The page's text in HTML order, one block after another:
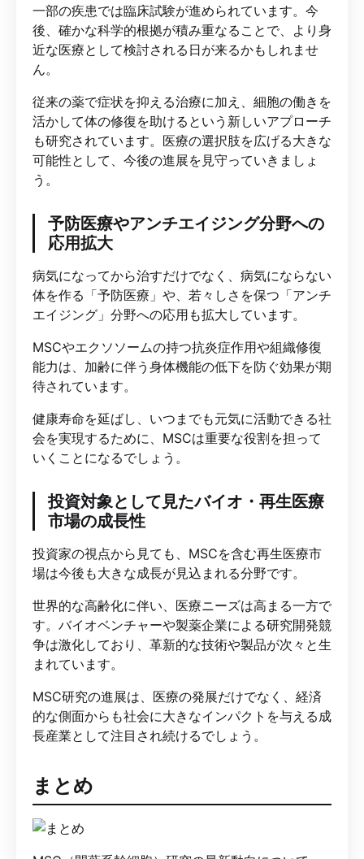
一部の疾患では臨床試験が進められています。今
後、確かな科学的根拠が積み重なることで、より身
近な医療として検討される日が来るかもしれませ
ん。
従来の薬で症状を抑える治療に加え、細胞の働きを
活かして体の修復を助けるという新しいアプローチ
も研究されています。医療の選択肢を広げる大きな
可能性として、今後の進展を見守っていきましょ
う。
予防医療やアンチエイジング分野への
応用拡大
病気になってから治すだけでなく、病気にならない
体を作る「予防医療」や、若々しさを保つ「アンチ
エイジング」分野への応用も拡大しています。
MSCやエクソソームの持つ抗炎症作用や組織修復
能力は、加齢に伴う身体機能の低下を防ぐ効果が期
待されています。
健康寿命を延ばし、いつまでも元気に活動できる社
会を実現するために、MSCは重要な役割を担って
いくことになるでしょう。
投資対象として見たバイオ・再生医療
市場の成長性
投資家の視点から見ても、MSCを含む再生医療市
場は今後も大きな成長が見込まれる分野です。
世界的な高齢化に伴い、医療ニーズは高まる一方で
す。バイオベンチャーや製薬企業による研究開発競
争は激化しており、革新的な技術や製品が次々と生
まれています。
MSC研究の進展は、医療の発展だけでなく、経済
的な側面からも社会に大きなインパクトを与える成
長産業として注目され続けるでしょう。
まとめ